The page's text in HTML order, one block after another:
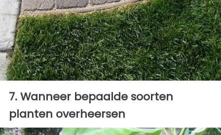
7. Wanneer bepaalde soorten
planten overheersen